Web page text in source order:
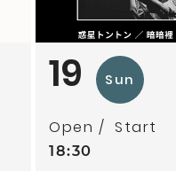
19 Sun
Open Start
18:30